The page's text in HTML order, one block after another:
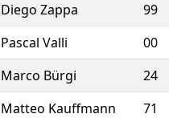
Diego Zappa 99
Pascal Valli 00
Marco Bürgi 24
Matteo Kauffmann 71